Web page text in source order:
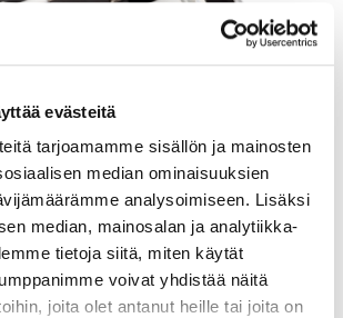
evästeitä
tarjoamamme sisällön ja mainosten
median ominaisuuksien
analysoimiseen. Lisäksi
median, mainosalan ja analytiikka-
tietoja siitä, miten käytät
voivat yhdistää näitä
joita olet antanut heille tai joita on
7-os 6-35 m14